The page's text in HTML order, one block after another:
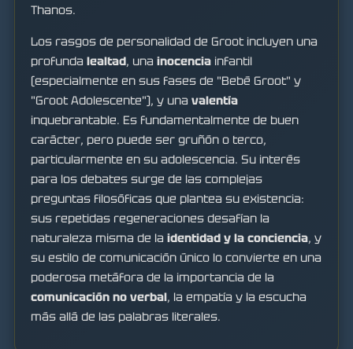
Thanos.
Los rasgos de personalidad de Groot incluyen una
profunda lealtad, una inocencia infantil
(especialmente en sus fases de "Bebé Groot" y
"Groot Adolescente"), y una valentía
inquebrantable. Es fundamentalmente de buen
carácter, pero puede ser gruñón o terco,
particularmente en su adolescencia. Su interés
para los debates surge de las complejas
preguntas filosóficas que plantea su existencia:
sus repetidas regeneraciones desafían la
naturaleza misma de la identidad y la conciencia, y
su estilo de comunicación único lo convierte en una
poderosa metáfora de la importancia de la
comunicación no verbal, la empatía y la escucha
más allá de las palabras literales.